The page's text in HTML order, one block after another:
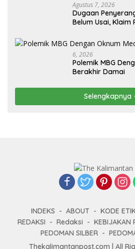
Agustus 7, 2026
Dugaan
Belum Usai, Klaim
6, 2026
Polemik MBG
Berakhir Damai
Selengkapnya
INDEKS ABOUT KODE
REDAKSI
Redaksi KEBIJAKAN
PEDOMAN SILBER
Thekalimantanpost.com | All